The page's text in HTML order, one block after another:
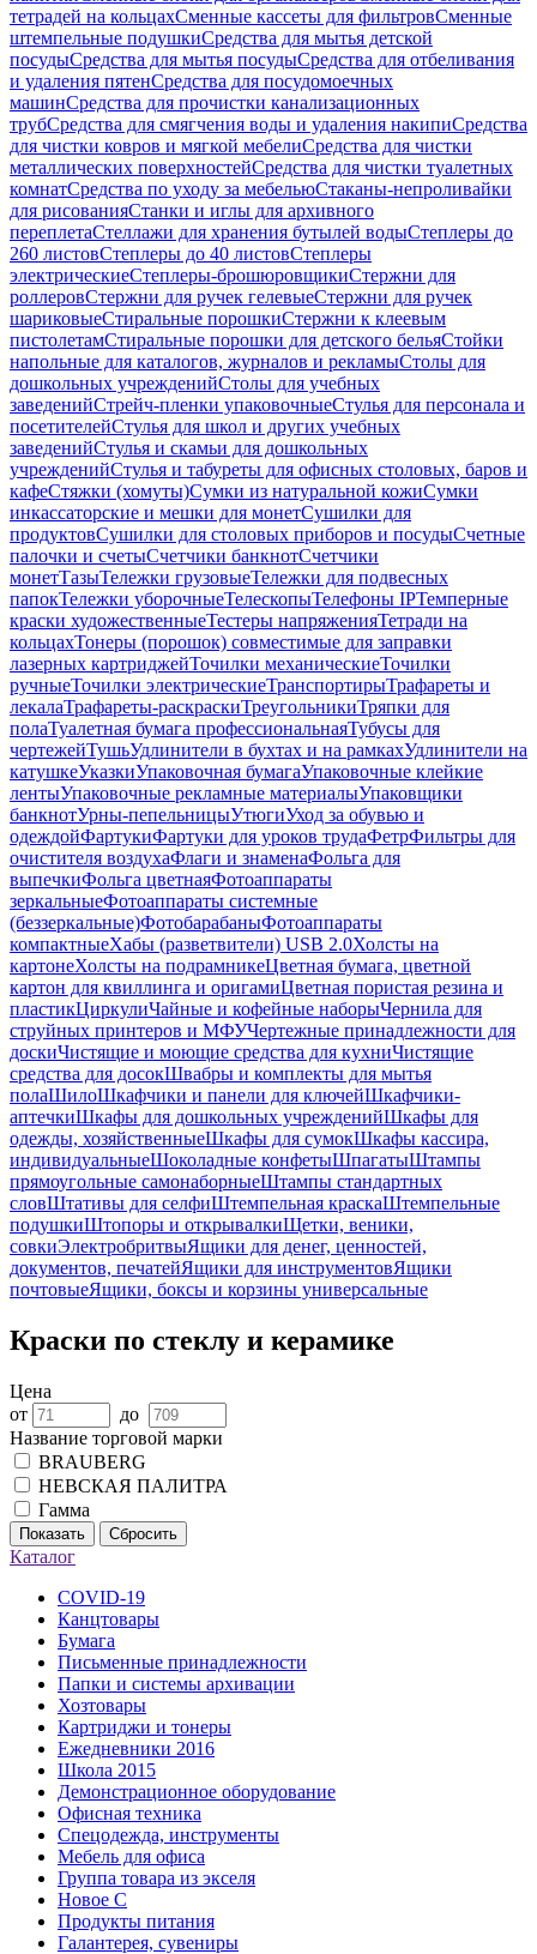
тетрадей на кольцахСменные кассеты для фильтровСменные
штемпельные подушкиСредства для мытья детской
посудыСредства для мытья посудыСредства для отбеливания
и удаления пятенСредства для посудомоечных
машинСредства для прочистки канализационных
трубСредства для смягчения воды и удаления накипиСредства
для чистки ковров и мягкой мебелиСредства для чистки
металлических поверхностейСредства для чистки туалетных
комнатСредства по уходу за мебельюСтаканы-непроливайки
для рисованияСтанки и иглы для архивного
переплетаСтеллажи для хранения бутылей водыСтеплеры до
260 листовСтеплеры до 40 листовСтеплеры
электрическиеСтеплеры-брошюровщикиСтержни для
роллеровСтержни для ручек гелевыеСтержни для ручек
шариковыеСтиральные порошкиСтержни к клеевым
пистолетамСтиральные порошки для детского бельяСтойки
напольные для каталогов, журналов и рекламыСтолы для
дошкольных учрежденийСтолы для учебных
заведенийСтрейч-пленки упаковочныеСтулья для персонала и
посетителейСтулья для школ и других учебных
заведенийСтулья и скамьи для дошкольных
учрежденийСтулья и табуреты для офисных столовых, баров и
кафеСтяжки (хомуты)Сумки из натуральной кожиСумки
инкассаторские и мешки для монетСушилки для
продуктовСушилки для столовых приборов и посудыСчетные
палочки и счетыСчетчики банкнотСчетчики
монетТазыТележки грузовыеТележки для подвесных
папокТележки уборочныеТелескопыТелефоны IPТемперные
краски художественныеТестеры напряженияТетради на
кольцахТонеры (порошок) совместимые для заправки
лазерных картриджейТочилки механическиеТочилки
ручныеТочилки электрическиеТранспортирыТрафареты и
лекалаТрафареты-раскраскиТреугольникиТряпки для
полаТуалетная бумага профессиональнаяТубусы для
чертежейТушьУдлинители в бухтах и на рамкахУдлинители на
катушкеУказкиУпаковочная бумагаУпаковочные клейкие
лентыУпаковочные рекламные материалыУпаковщики
банкнотУрны-пепельницыУтюгиУход за обувью и
одеждойФартукиФартуки для уроков трудаФетрФильтры для
очистителя воздухаФлаги и знаменаФольга для
выпечкиФольга цветнаяФотоаппараты
зеркальныеФотоаппараты системные
(беззеркальные)ФотобарабаныФотоаппараты
компактныеХабы (разветвители) USB 2.0Холсты на
картонеХолсты на подрамникеЦветная бумага, цветной
картон для квиллинга и оригамиЦветная пористая резина и
пластикЦиркулиЧайные и кофейные наборыЧернила для
струйных принтеров и МФУЧертежные принадлежности для
доскиЧистящие и моющие средства для кухниЧистящие
средства для досокШвабры и комплекты для мытья
полаШилоШкафчики и панели для ключейШкафчики-
аптечкиШкафы для дошкольных учрежденийШкафы для
одежды, хозяйственныеШкафы для сумокШкафы кассира,
индивидуальныеШоколадные конфетыШпагатыШтампы
прямоугольные самонаборныеШтампы стандартных
словШтативы для селфиШтемпельная краскаШтемпельные
подушкиШтопоры и открывалкиЩетки, веники,
совкиЭлектробритвыЯщики для денег, ценностей,
документов, печатейЯщики для инструментовЯщики
почтовыеЯщики, боксы и корзины универсальные
Краски по стеклу и керамике
Цена
от
до
Название торговой марки
BRAUBERG
НЕВСКАЯ ПАЛИТРА
Гамма
Показать Сбросить
Каталог
COVID-19
Канцтовары
Бумага
Письменные принадлежности
Папки и системы архивации
Хозтовары
Картриджи и тонеры
Ежедневники 2016
Школа 2015
Демонстрационное оборудование
Офисная техника
Спецодежда, инструменты
Мебель для офиса
Группа товара из экселя
Новое С
Продукты питания
Галантерея, сувениры